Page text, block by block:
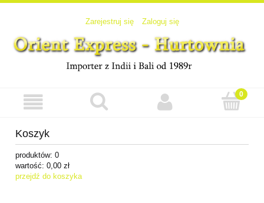
Zarejestruj się Zaloguj się
Koszyk
produktów: 0
wartość: 0,00 zł
przejdź do koszyka